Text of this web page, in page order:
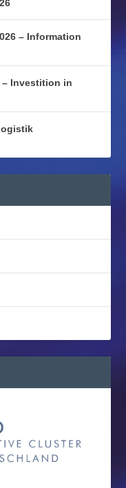
– Information
– Investition in